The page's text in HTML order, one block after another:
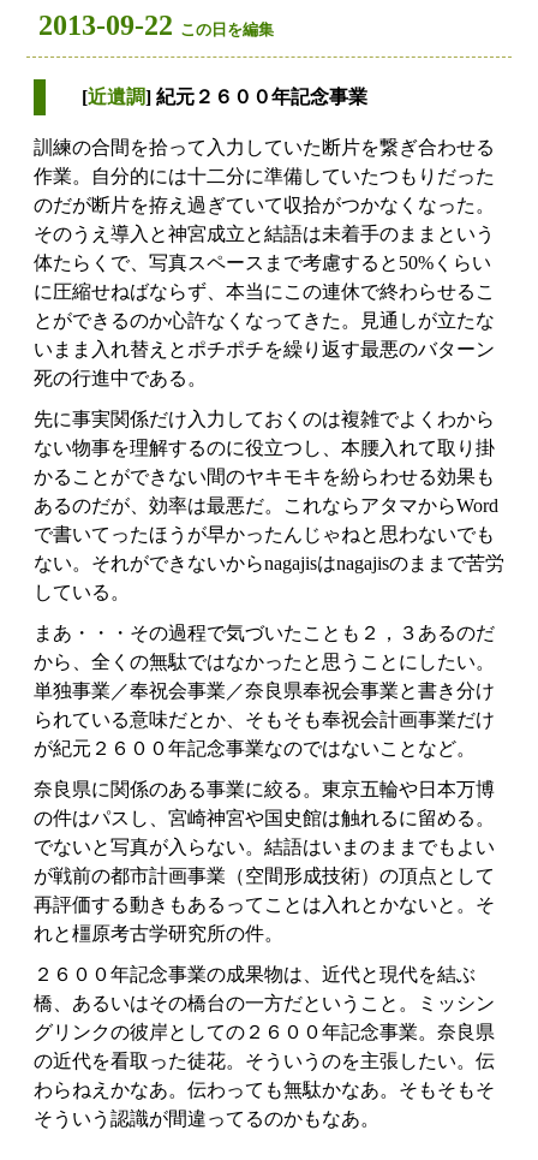
2013-09-22 この日を編集
[近遺調] 紀元２６００年記念事業
訓練の合間を拾って入力していた断片を繋ぎ合わせる
作業。自分的には十二分に準備していたつもりだった
のだが断片を拵え過ぎていて収拾がつかなくなった。
そのうえ導入と神宮成立と結語は未着手のままという
体たらくで、写真スペースまで考慮すると50%くらい
に圧縮せねばならず、本当にこの連休で終わらせるこ
とができるのか心許なくなってきた。見通しが立たな
いまま入れ替えとポチポチを繰り返す最悪のバターン
死の行進中である。
先に事実関係だけ入力しておくのは複雑でよくわから
ない物事を理解するのに役立つし、本腰入れて取り掛
かることができない間のヤキモキを紛らわせる効果も
あるのだが、効率は最悪だ。これならアタマからWord
で書いてったほうが早かったんじゃねと思わないでも
ない。それができないからnagajisはnagajisのままで苦労
している。
まあ・・・その過程で気づいたことも２，３あるのだ
から、全くの無駄ではなかったと思うことにしたい。
単独事業／奉祝会事業／奈良県奉祝会事業と書き分け
られている意味だとか、そもそも奉祝会計画事業だけ
が紀元２６００年記念事業なのではないことなど。
奈良県に関係のある事業に絞る。東京五輪や日本万博
の件はパスし、宮崎神宮や国史館は触れるに留める。
でないと写真が入らない。結語はいまのままでもよい
が戦前の都市計画事業（空間形成技術）の頂点として
再評価する動きもあるってことは入れとかないと。そ
れと橿原考古学研究所の件。
２６００年記念事業の成果物は、近代と現代を結ぶ
橋、あるいはその橋台の一方だということ。ミッシン
グリンクの彼岸としての２６００年記念事業。奈良県
の近代を看取った徒花。そういうのを主張したい。伝
わらねえかなあ。伝わっても無駄かなあ。そもそもそ
そういう認識が間違ってるのかもなあ。